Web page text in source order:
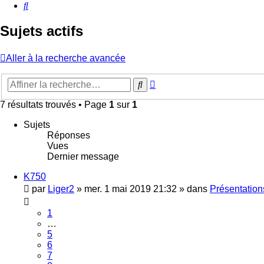
Rechercher
Sujets actifs
Aller à la recherche avancée
Rechercher
7 résultats trouvés • Page 1 sur 1
Sujets
Réponses
Vues
Dernier message
K750
par Liger2 » mer. 1 mai 2019 21:32 » dans
1
…
5
6
7